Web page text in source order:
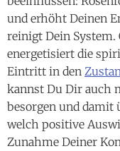
und erhöht Deinen
reinigt Dein
energetisiert die
Eintritt in den
kannst Du Dir auch
besorgen und damit
welch positive
Zunahme Deiner